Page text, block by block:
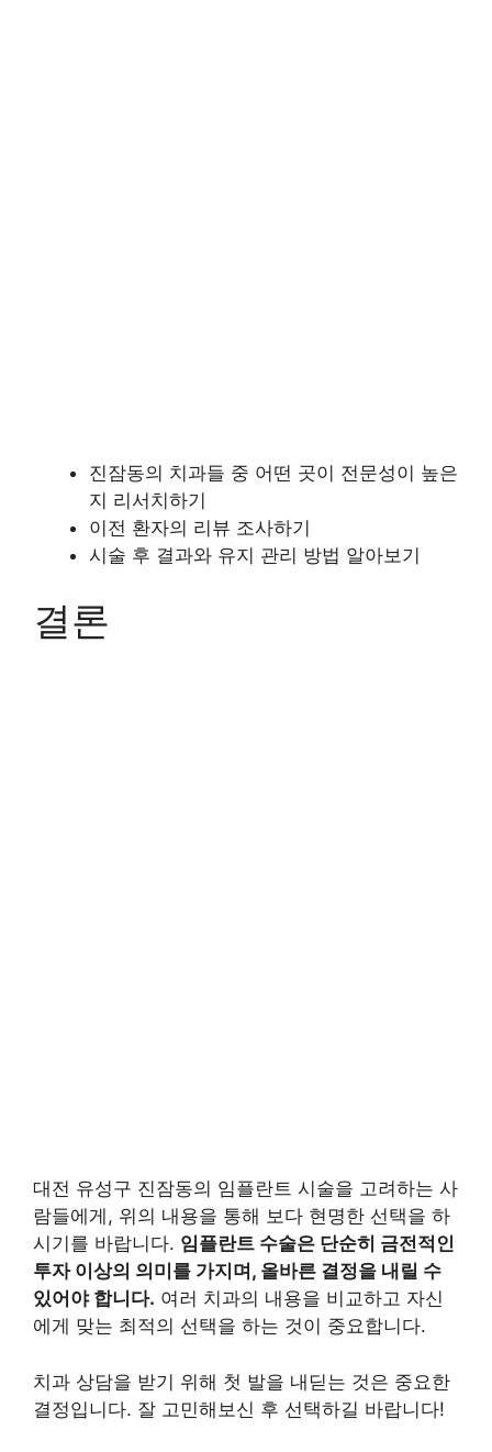
진잠동의 치과들 중 어떤 곳이 전문성이 높은
지 리서치하기
이전 환자의 리뷰 조사하기
시술 후 결과와 유지 관리 방법 알아보기
결론
대전 유성구 진잠동의 임플란트 시술을 고려하는 사
람들에게, 위의 내용을 통해 보다 현명한 선택을 하
시기를 바랍니다. 임플란트 수술은 단순히 금전적인
투자 이상의 의미를 가지며, 올바른 결정을 내릴 수
있어야 합니다. 여러 치과의 내용을 비교하고 자신
에게 맞는 최적의 선택을 하는 것이 중요합니다.
치과 상담을 받기 위해 첫 발을 내딛는 것은 중요한
결정입니다. 잘 고민해보신 후 선택하길 바랍니다!